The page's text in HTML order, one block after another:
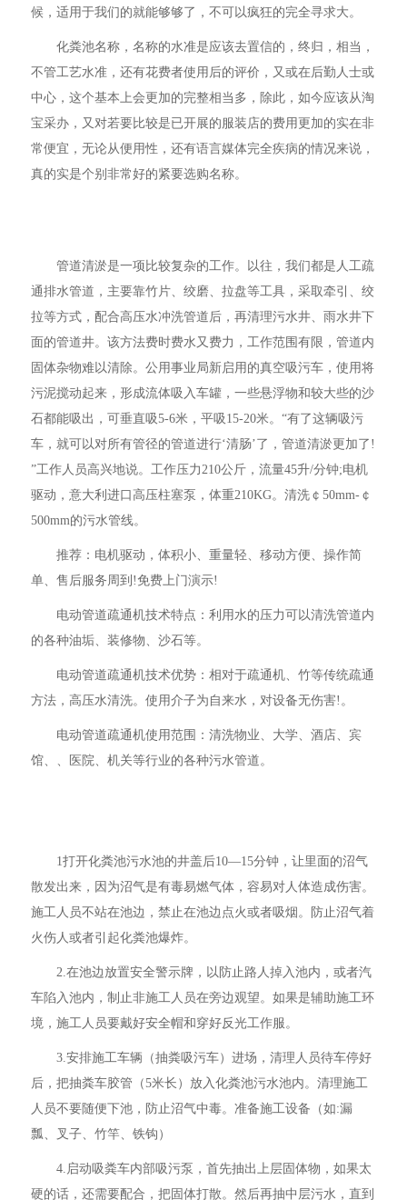
候，适用于我们的就能够够了，不可以疯狂的完全寻求大。
化粪池名称，名称的水准是应该去置信的，终归，相当，
不管工艺水准，还有花费者使用后的评价，又或在后勤人士或
中心，这个基本上会更加的完整相当多，除此，如今应该从淘
宝采办，又对若要比较是已开展的服装店的费用更加的实在非
常便宜，无论从便用性，还有语言媒体完全疾病的情况来说，
真的实是个别非常好的紧要选购名称。
管道清淤是一项比较复杂的工作。以往，我们都是人工疏
通排水管道，主要靠竹片、绞磨、拉盘等工具，采取牵引、绞
拉等方式，配合高压水冲洗管道后，再清理污水井、雨水井下
面的管道井。该方法费时费水又费力，工作范围有限，管道内
固体杂物难以清除。公用事业局新启用的真空吸污车，使用将
污泥搅动起来，形成流体吸入车罐，一些悬浮物和较大些的沙
石都能吸出，可垂直吸5-6米，平吸15-20米。“有了这辆吸污
车，就可以对所有管径的管道进行‘清肠’了，管道清淤更加了!
”工作人员高兴地说。工作压力210公斤，流量45升/分钟;电机
驱动，意大利进口高压柱塞泵，体重210KG。清洗￠50mm-￠
500mm的污水管线。
推荐：电机驱动，体积小、重量轻、移动方便、操作简
单、售后服务周到!免费上门演示!
电动管道疏通机技术特点：利用水的压力可以清洗管道内
的各种油垢、装修物、沙石等。
电动管道疏通机技术优势：相对于疏通机、竹等传统疏通
方法，高压水清洗。使用介子为自来水，对设备无伤害!。
电动管道疏通机使用范围：清洗物业、大学、酒店、宾
馆、、医院、机关等行业的各种污水管道。
1打开化粪池污水池的井盖后10—15分钟，让里面的沼气
散发出来，因为沼气是有毒易燃气体，容易对人体造成伤害。
施工人员不站在池边，禁止在池边点火或者吸烟。防止沼气着
火伤人或者引起化粪池爆炸。
2.在池边放置安全警示牌，以防止路人掉入池内，或者汽
车陷入池内，制止非施工人员在旁边观望。如果是辅助施工环
境，施工人员要戴好安全帽和穿好反光工作服。
3.安排施工车辆（抽粪吸污车）进场，清理人员待车停好
后，把抽粪车胶管（5米长）放入化粪池污水池内。清理施工
人员不要随便下池，防止沼气中毒。准备施工设备（如:漏
瓢、叉子、竹竿、铁钩）
4.启动吸粪车内部吸污泵，首先抽出上层固体物，如果太
硬的话，还需要配合，把固体打散。然后再抽中层污水，直到